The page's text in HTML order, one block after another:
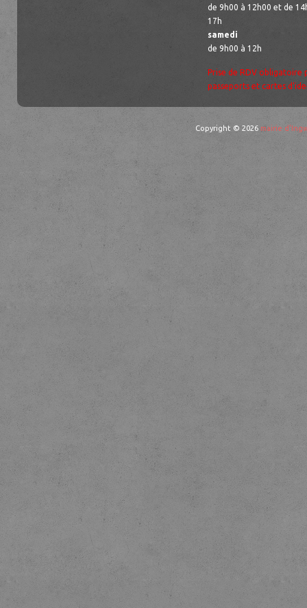
de 9h00 à 12h00 et de
17h
samedi
de 9h00 à 12h
Prise de RDV obligatoire
passeports et cartes
Copyright © 2026 mairie